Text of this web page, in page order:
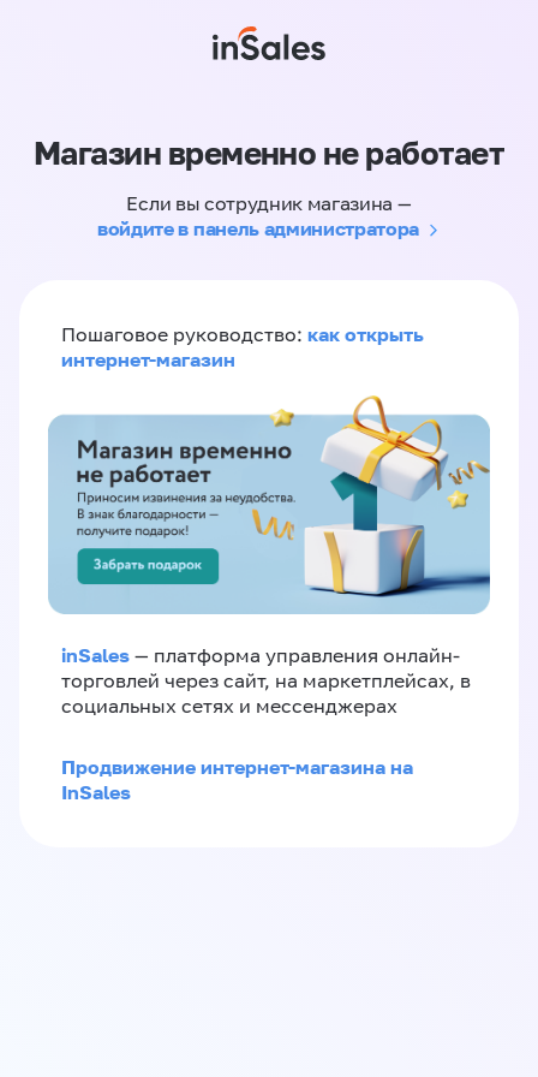
Магазин временно не работает
Если вы сотрудник магазина —
войдите в панель администратора
Пошаговое руководство: как открыть
интернет-магазин
inSales — платформа управления онлайн-
торговлей через сайт, на маркетплейсах, в
социальных сетях и мессенджерах
Продвижение интернет-магазина на
InSales